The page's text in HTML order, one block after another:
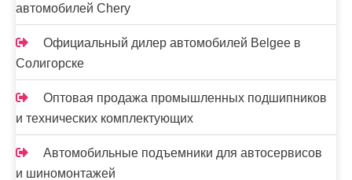
автомобилей Chery
Официальный дилер автомобилей Belgee в
Солигорске
Оптовая продажа промышленных подшипников
и технических комплектующих
Автомобильные подъемники для автосервисов
и шиномонтажей